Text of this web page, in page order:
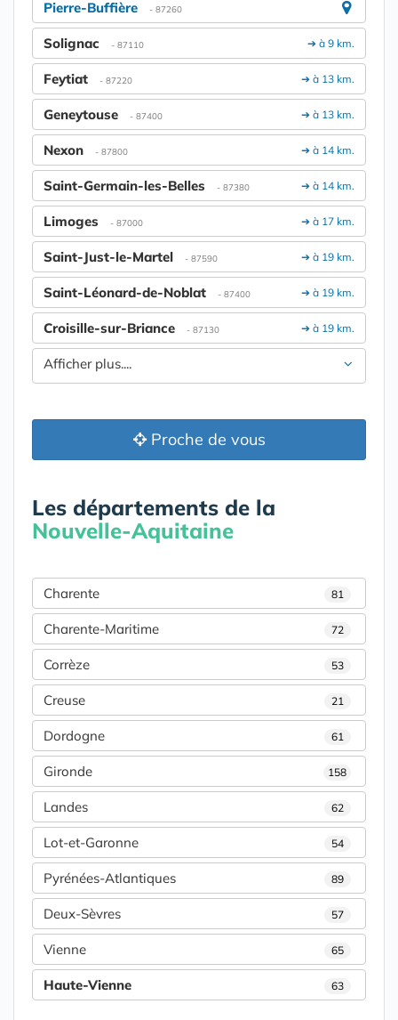
Pierre-Buffière - 87260
➔ à 9 km.
Solignac - 87110
➔ à 13 km.
Feytiat - 87220
➔ à 13 km.
Geneytouse - 87400
➔ à 14 km.
Nexon - 87800
➔ à 14 km.
Saint-Germain-les-Belles - 87380
➔ à 17 km.
Limoges - 87000
➔ à 19 km.
Saint-Just-le-Martel - 87590
➔ à 19 km.
Saint-Léonard-de-Noblat - 87400
➔ à 19 km.
Croisille-sur-Briance - 87130
Afficher plus....
Proche de vous
Les départements de la
Nouvelle-Aquitaine
Charente 81
Charente-Maritime 72
Corrèze 53
Creuse 21
Dordogne 61
Gironde 158
Landes 62
Lot-et-Garonne 54
Pyrénées-Atlantiques 89
Deux-Sèvres 57
Vienne 65
Haute-Vienne 63